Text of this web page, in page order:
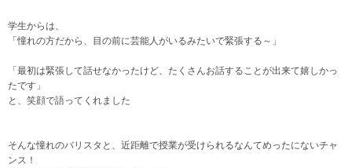
学生からは、
「憧れの方だから、目の前に芸能人がいるみたいで緊張する～ 」
「最初は緊張して話せなかったけど、たくさんお話することが出来て嬉しかっ
たです 」
と、笑顔で語ってくれました
そんな憧れのバリスタと、近距離で授業が受けられるなんてめったにないチャ
ンス！